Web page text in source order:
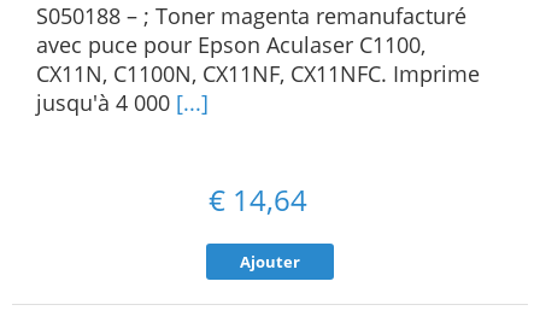
S050188 – ; Toner magenta remanufacturé
avec puce pour Epson Aculaser C1100,
CX11N, C1100N, CX11NF, CX11NFC. Imprime
jusqu'à 4 000 [...]
€ 14,64
Ajouter